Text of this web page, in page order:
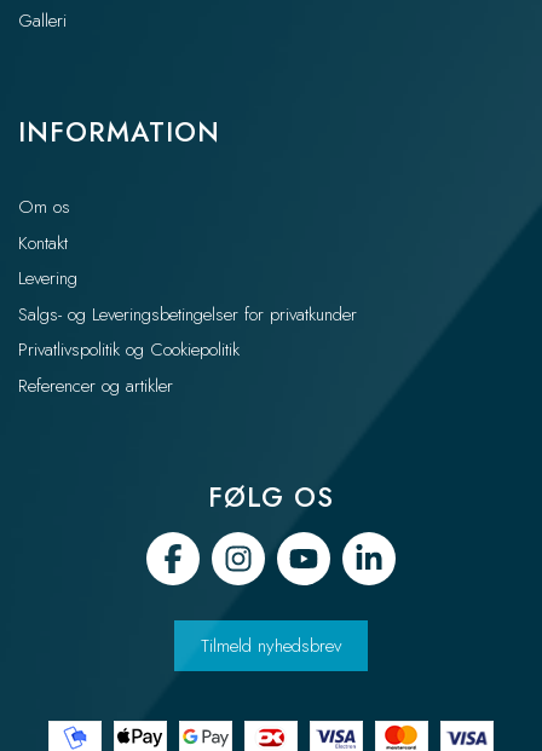
Galleri
INFORMATION
Om os
Kontakt
Levering
Salgs- og Leveringsbetingelser for privatkunder
Privatlivspolitik og Cookiepolitik
Referencer og artikler
FØLG OS
Tilmeld nyhedsbrev